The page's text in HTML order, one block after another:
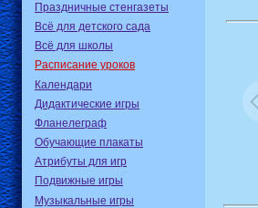
Праздничные стенгазеты
Всё для детского сада
Всё для школы
Расписание уроков
Календари
Дидактические игры
Фланелеграф
Обучающие плакаты
Атрибуты для игр
Подвижные игры
Музыкальные игры